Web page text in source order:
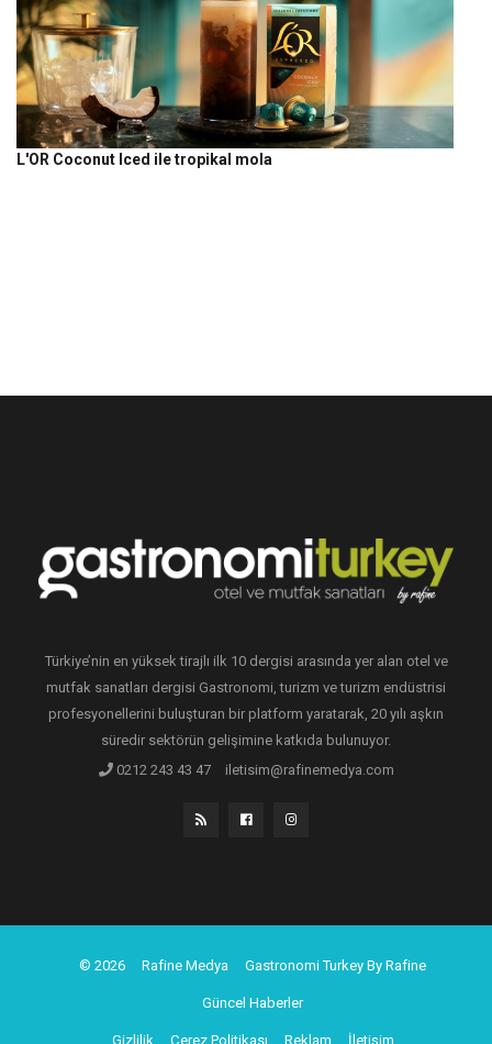
L'OR Coconut Iced ile tropikal mola
Türkiye’nin en yüksek tirajlı ilk 10 dergisi arasında yer alan otel ve
mutfak sanatları dergisi Gastronomi, turizm ve turizm endüstrisi
profesyonellerini buluşturan bir platform yaratarak, 20 yılı aşkın
süredir sektörün gelişimine katkıda bulunuyor.
0212 243 43 47
iletisim@rafinemedya.com
© 2026 Rafine Medya Gastronomi Turkey By Rafine
Güncel Haberler
Gizlilik Çerez Politikası Reklam İletişim